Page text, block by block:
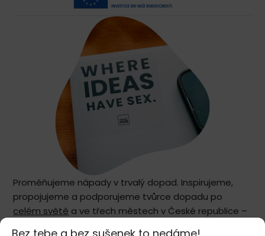
Proměňujeme nápady v trvalý dopad. Inspirujeme,
propojujeme a podporujeme tvůrce dopadu po
celém světě a ve třech městech v České republice –